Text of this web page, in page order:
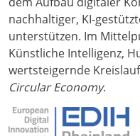
nachhaltiger, KI-
unterstützen. Im
Künstliche Intelligenz,
wertsteigernde
Circular Economy.